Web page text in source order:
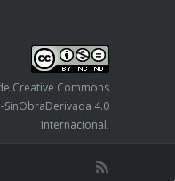
Creative Commons
4.0
Internacional